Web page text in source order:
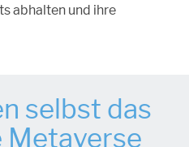
abhalten und ihre
selbst das